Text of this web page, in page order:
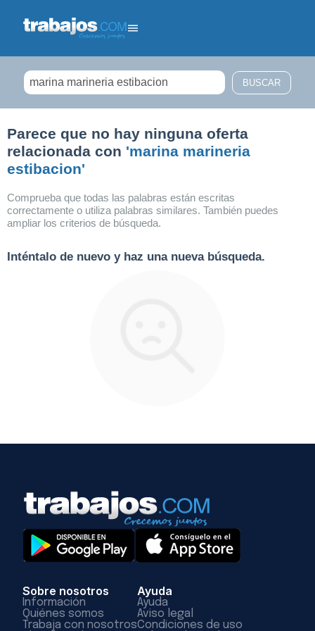
Parece que no hay ninguna oferta
relacionada con 'marina marineria
estibacion'
Comprueba que todas las palabras están escritas
correctamente o utiliza palabras similares. También puedes
ampliar los criterios de búsqueda.
Inténtalo de nuevo y haz una nueva búsqueda.
Sobre nosotros
Información
Quiénes somos
Trabaja con nosotros
Ayuda
Ayuda
Aviso legal
Condiciones de uso